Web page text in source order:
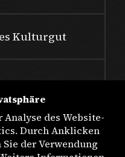
Kulturgut
des Website-
Durch Anklicken
der Verwendung